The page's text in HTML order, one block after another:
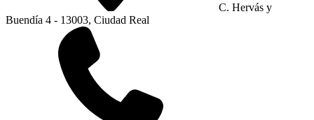
C. Hervás y
Buendía 4 - 13003, Ciudad Real